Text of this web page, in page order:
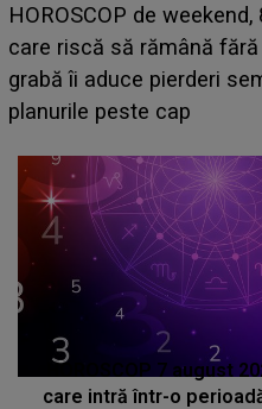
Emanuel a ținut ACEST
acum! În fața Alexandrei,
face o MĂRTURISIRE
sa: "I-am spus și ei în
HOROSCOP 7 august
care intră într-o